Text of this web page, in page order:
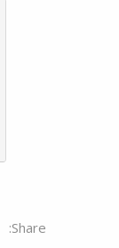
Share: